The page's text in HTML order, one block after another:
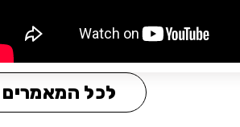
לכל המאמרים